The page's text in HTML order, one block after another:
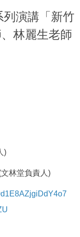
列演講「新竹
林麗生老師
)
林堂負責人)